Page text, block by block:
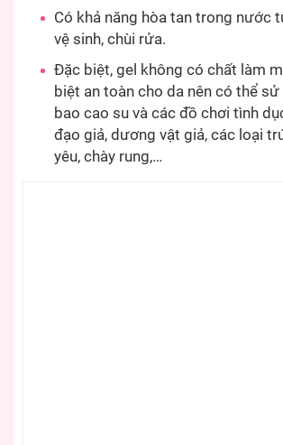
Có khả năng hòa tan trong nước
vệ sinh, chùi rửa.
Đặc biệt, gel không có chất làm
biệt an toàn cho da nên có thể
bao cao su và các đồ chơi tình
đạo giả, dương vật giả, các loại
yêu, chày rung,…